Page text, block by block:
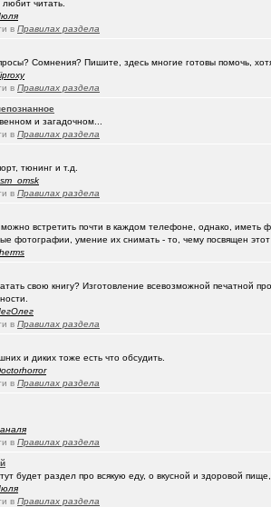
Quest? (Google-M..)
отключают отопление?
для частного дома?
памперсов для перинатального центра 2025
как?(интересу..)
номере сейчас идут???
или менять?
годом!
вязаную варежку?(anti a-d..) +3
гитары - Майя Казарина
+8155
(JUMPER)
омск отзывы. любые строительные работы
р..) +21803
платежей для HIGH RISK проектов
ты сейчас пьёшь?"
(Александ..)
читать.
в Правилах раздела
Сомнения? Пишите, здесь многие готовы помочь,
в Правилах раздела
и загадочном...
в Правилах раздела
тюнинг и т.д.
в Правилах раздела
встретить почти в каждом телефоне, однако, иметь
фотографии, умение их снимать - то, чему посвящен
свою книгу? Изготовление всевозможной печатной
в Правилах раздела
и диких тоже есть что обсудить.
в Правилах раздела
в Правилах раздела
будет раздел про всякую еду, о вкусной и здоровой
в Правилах раздела